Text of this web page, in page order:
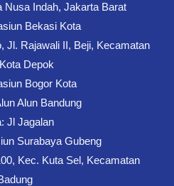
Nusa Indah, Jakarta Barat
Bekasi Kota
Jl. Rajawali II, Beji, Kecamatan
Depok
Bogor Kota
Alun Bandung
Jl Jagalan
Surabaya Gubeng
Kec. Kuta Sel, Kecamatan